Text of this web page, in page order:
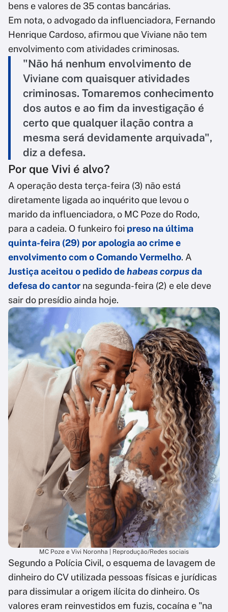
bens e valores de 35 contas bancárias.
Em nota, o advogado da influenciadora, Fernando
Henrique Cardoso, afirmou que Viviane não tem
envolvimento com atividades criminosas.
"Não há nenhum envolvimento de
Viviane com quaisquer atividades
criminosas. Tomaremos conhecimento
dos autos e ao fim da investigação é
certo que qualquer ilação contra a
mesma será devidamente arquivada",
diz a defesa.
Por que Vivi é alvo?
A operação desta terça-feira (3) não está
diretamente ligada ao inquérito que levou o
marido da influenciadora, o MC Poze do Rodo,
para a cadeia. O funkeiro foi preso na última
quinta-feira (29) por apologia ao crime e
envolvimento com o Comando Vermelho. A
Justiça aceitou o pedido dehabeas corpusda
defesa do cantor na segunda-feira (2) e ele deve
sair do presídio ainda hoje.
MC Poze e Vivi Noronha | Reprodução/Redes sociais
Segundo a Polícia Civil, o esquema de lavagem de
dinheiro do CV utilizada pessoas físicas e jurídicas
para dissimular a origem ilícita do dinheiro. Os
valores eram reinvestidos em fuzis, cocaína e "na